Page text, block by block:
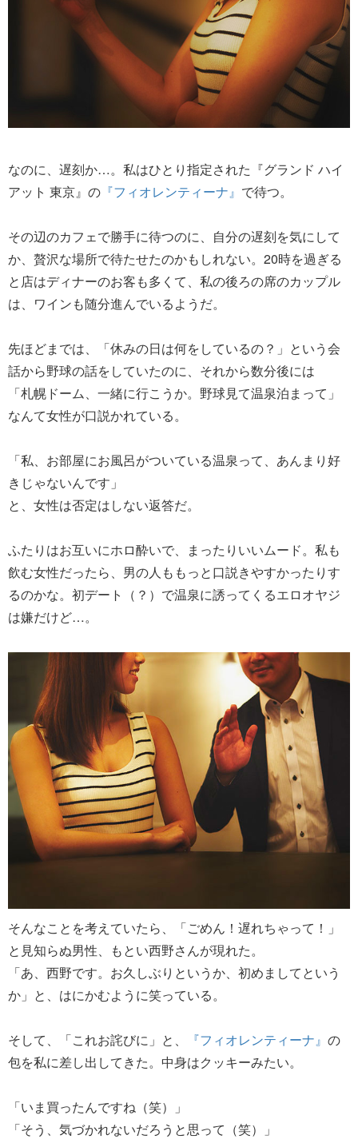
なのに、遅刻か…。私はひとり指定された『グランド ハイ
アット 東京』の 『フィオレンティーナ』 で待つ。
その辺のカフェで勝手に待つのに、自分の遅刻を気にして
か、贅沢な場所で待たせたのかもしれない。20時を過ぎる
と店はディナーのお客も多くて、私の後ろの席のカップル
は、ワインも随分進んでいるようだ。
先ほどまでは、「休みの日は何をしているの？」という会
話から野球の話をしていたのに、それから数分後には
「札幌ドーム、一緒に行こうか。野球見て温泉泊まって」
なんて女性が口説かれている。
「私、お部屋にお風呂がついている温泉って、あんまり好
きじゃないんです」
と、女性は否定はしない返答だ。
ふたりはお互いにホロ酔いで、まったりいいムード。私も
飲む女性だったら、男の人ももっと口説きやすかったりす
るのかな。初デート（？）で温泉に誘ってくるエロオヤジ
は嫌だけど…。
そんなことを考えていたら、「ごめん！遅れちゃって！」
と見知らぬ男性、もとい西野さんが現れた。
「あ、西野です。お久しぶりというか、初めましてという
か」と、はにかむように笑っている。
そして、「これお詫びに」と、 『フィオレンティーナ』 の
包を私に差し出してきた。中身はクッキーみたい。
「いま買ったんですね（笑）」
「そう、気づかれないだろうと思って（笑）」